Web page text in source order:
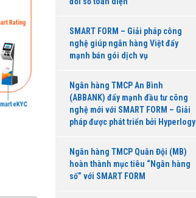
SMART FORM – Giải pháp công
nghệ giúp ngân hàng Việt đẩy
mạnh bán gói dịch vụ
Ngân hàng TMCP An Bình
(ABBANK) đẩy mạnh đầu tư công
nghệ mới với SMART FORM – Giải
pháp được phát triển bởi Hyperlogy
Ngân hàng TMCP Quân Đội (MB)
hoàn thành mục tiêu “Ngân hàng
số” với SMART FORM